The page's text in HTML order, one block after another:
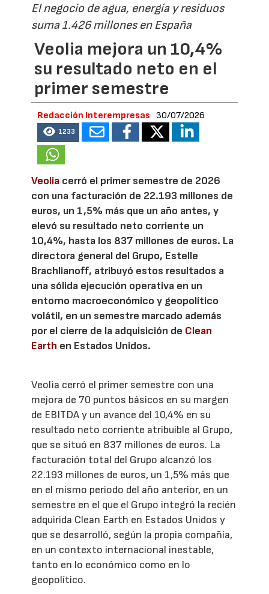
El negocio de agua, energía y residuos
suma 1.426 millones en España
Veolia mejora un 10,4%
su resultado neto en el
primer semestre
Redacción Interempresas 30/07/2026
1233
Veolia cerró el primer semestre de 2026
con una facturación de 22.193 millones de
euros, un 1,5% más que un año antes, y
elevó su resultado neto corriente un
10,4%, hasta los 837 millones de euros. La
directora general del Grupo, Estelle
Brachlianoff, atribuyó estos resultados a
una sólida ejecución operativa en un
entorno macroeconómico y geopolítico
volátil, en un semestre marcado además
por el cierre de la adquisición de Clean
Earth en Estados Unidos.
Veolia cerró el primer semestre con una
mejora de 70 puntos básicos en su margen
de EBITDA y un avance del 10,4% en su
resultado neto corriente atribuible al Grupo,
que se situó en 837 millones de euros. La
facturación total del Grupo alcanzó los
22.193 millones de euros, un 1,5% más que
en el mismo periodo del año anterior, en un
semestre en el que el Grupo integró la recién
adquirida Clean Earth en Estados Unidos y
que se desarrolló, según la propia compañía,
en un contexto internacional inestable,
tanto en lo económico como en lo
geopolítico.